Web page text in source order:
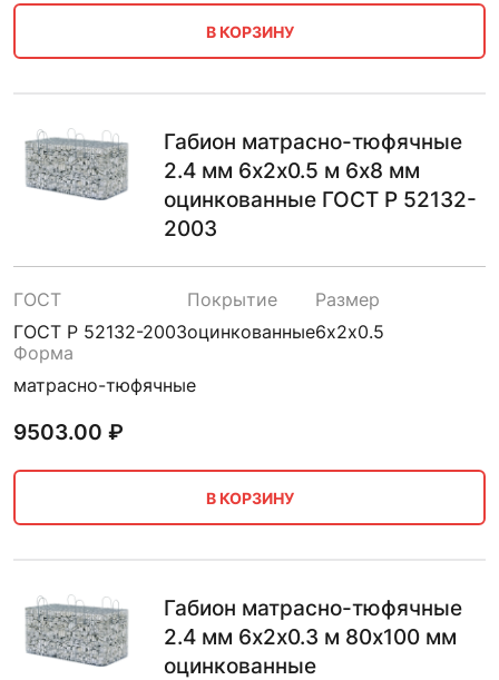
В КОРЗИНУ
Габион матрасно-тюфячные
2.4 мм 6х2х0.5 м 6х8 мм
оцинкованные ГОСТ Р 52132-
2003
ГОСТ
ГОСТ Р 52132-2003
Покрытие
оцинкованные
Размер
6х2х0.5
Форма
матрасно-тюфячные
9503.00 ₽
В КОРЗИНУ
Габион матрасно-тюфячные
2.4 мм 6х2х0.3 м 80х100 мм
оцинкованные